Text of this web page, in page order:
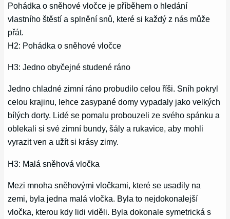
Pohádka o sněhové vločce je příběhem o hledání
vlastního štěstí a splnění snů, které si každý z nás může
přát.
H2: Pohádka o sněhové vločce
H3: Jedno obyčejné studené ráno
Jedno chladné zimní ráno probudilo celou říši. Sníh pokryl
celou krajinu, lehce zasypané domy vypadaly jako velkých
bílých dorty. Lidé se pomalu probouzeli ze svého spánku a
oblekali si své zimní bundy, šály a rukavice, aby mohli
vyrazit ven a užít si krásy zimy.
H3: Malá sněhová vločka
Mezi mnoha sněhovými vločkami, které se usadily na
zemi, byla jedna malá vločka. Byla to nejdokonalejší
vločka, kterou kdy lidi viděli. Byla dokonale symetrická s